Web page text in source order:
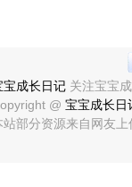
宝成长日记 关注宝宝
@ 宝宝成长日
站部分资源来自网友